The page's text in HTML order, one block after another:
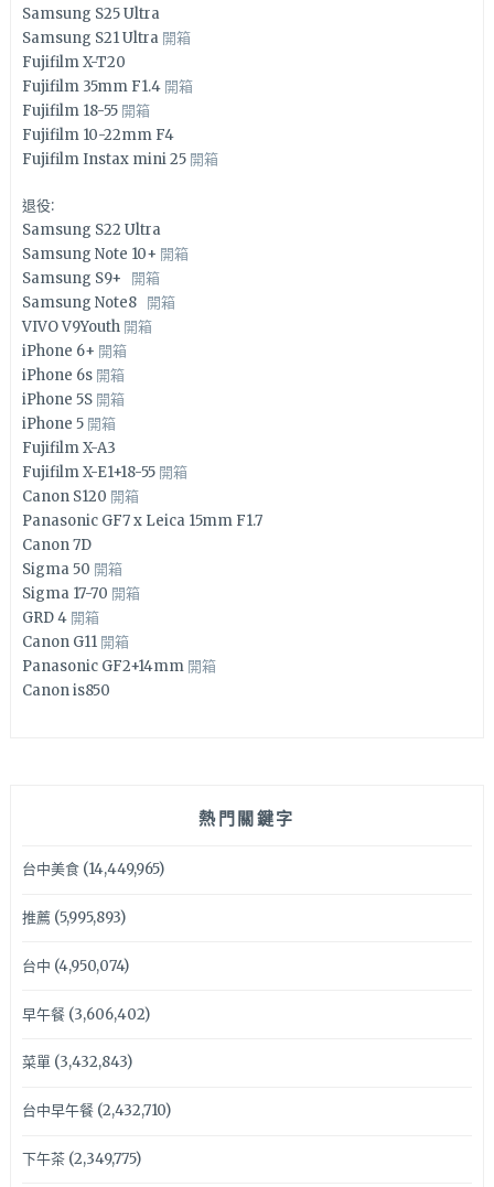
Samsung S25 Ultra
Samsung S21 Ultra 開箱
Fujifilm X-T20
Fujifilm 35mm F1.4 開箱
Fujifilm 18-55 開箱
Fujifilm 10-22mm F4
Fujifilm Instax mini 25 開箱
退役:
Samsung S22 Ultra
Samsung Note 10+ 開箱
Samsung S9+ 開箱
Samsung Note8 開箱
VIVO V9Youth 開箱
iPhone 6+ 開箱
iPhone 6s 開箱
iPhone 5S 開箱
iPhone 5 開箱
Fujifilm X-A3
Fujifilm X-E1+18-55 開箱
Canon S120 開箱
Panasonic GF7 x Leica 15mm F1.7
Canon 7D
Sigma 50 開箱
Sigma 17-70 開箱
GRD 4 開箱
Canon G11 開箱
Panasonic GF2+14mm 開箱
Canon is850
熱門關鍵字
台中美食(14,449,965)
推薦(5,995,893)
台中 (4,950,074)
早午餐(3,606,402)
菜單(3,432,843)
台中早午餐(2,432,710)
下午茶(2,349,775)